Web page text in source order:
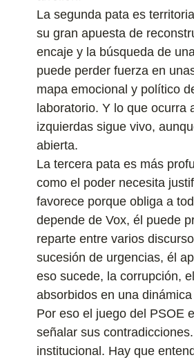
La segunda pata es
su gran apuesta de
encaje y la búsqueda de
puede perder fuerza en
mapa emocional y político
laboratorio. Y lo que
izquierdas sigue vivo,
abierta.
La tercera pata es más
como el poder necesita
favorece porque obliga a
depende de Vox, él puede
reparte entre varios
sucesión de urgencias, él
eso sucede, la corrupción,
absorbidos en una
Por eso el juego del PSOE
señalar sus
institucional. Hay que